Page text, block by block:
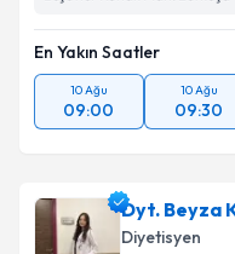
En Yakın Saatler
10 Ağu
09:00
10 Ağu
09:30
Dyt. Beyza
Diyetisyen